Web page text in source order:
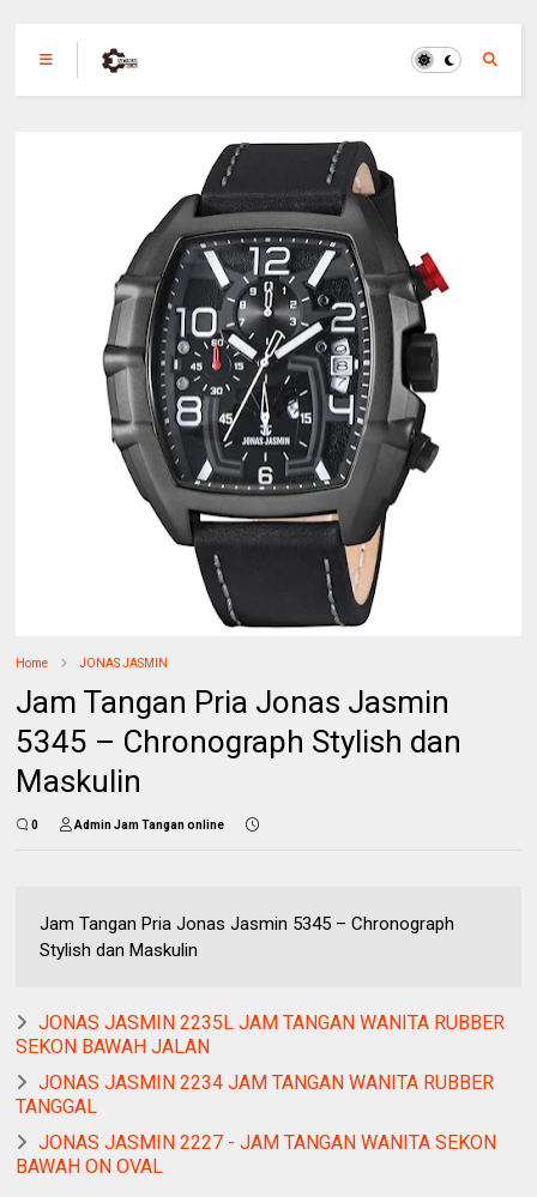
Home JONAS JASMIN
Jam Tangan Pria Jonas Jasmin
5345 – Chronograph Stylish dan
Maskulin
0 Admin Jam Tangan online
Jam Tangan Pria Jonas Jasmin 5345 – Chronograph
Stylish dan Maskulin
JONAS JASMIN 2235L JAM TANGAN WANITA RUBBER
SEKON BAWAH JALAN
JONAS JASMIN 2234 JAM TANGAN WANITA RUBBER
TANGGAL
JONAS JASMIN 2227 - JAM TANGAN WANITA SEKON
BAWAH ON OVAL